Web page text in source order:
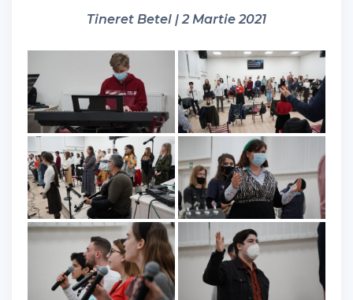
Tineret Betel | 2 Martie 2021